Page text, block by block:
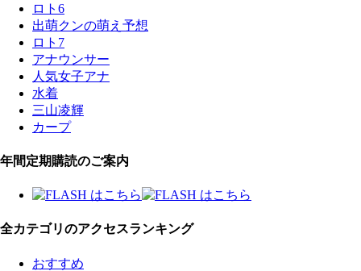
ロト6
出萌クンの萌え予想
ロト7
アナウンサー
人気女子アナ
水着
三山凌輝
カープ
年間定期購読のご案内
全カテゴリのアクセスランキング
おすすめ